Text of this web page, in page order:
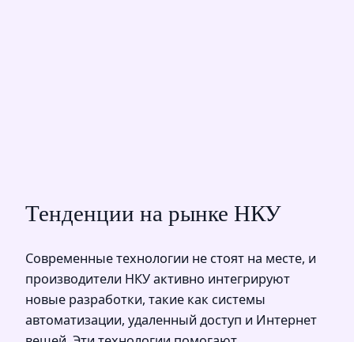
Тенденции на рынке НКУ
Современные технологии не стоят на месте, и
производители НКУ активно интегрируют
новые разработки, такие как системы
автоматизации, удаленный доступ и Интернет